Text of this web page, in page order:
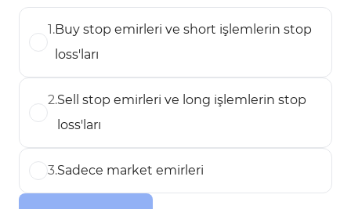
1.Buy stop emirleri ve short işlemlerin stop
loss'ları
2.Sell stop emirleri ve long işlemlerin stop
loss'ları
3.Sadece market emirleri